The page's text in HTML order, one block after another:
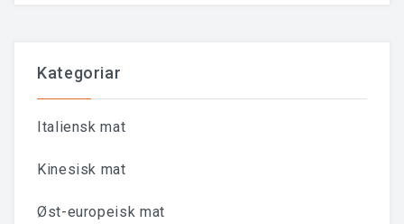
Kategoriar
Italiensk mat
Kinesisk mat
Øst-europeisk mat